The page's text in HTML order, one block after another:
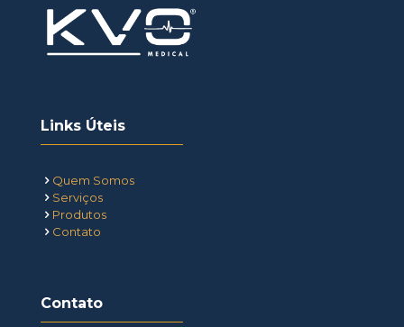
Links Úteis
Quem Somos
Serviços
Produtos
Contato
Contato